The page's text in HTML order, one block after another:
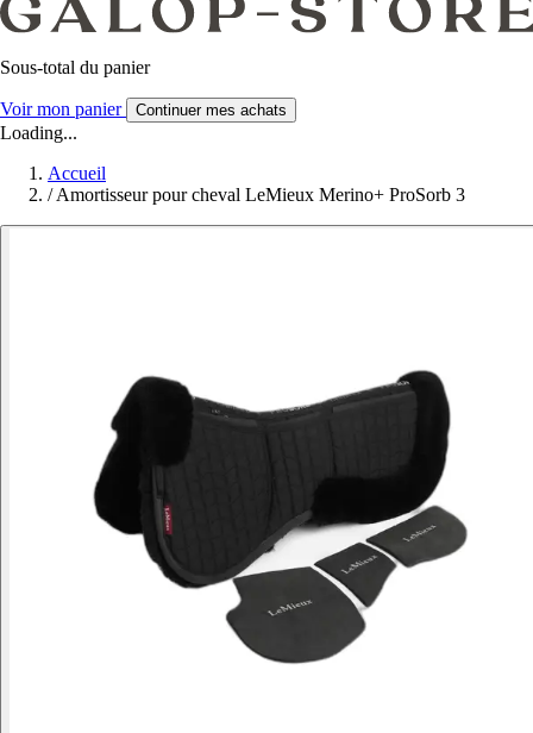
Sous-total du panier
Voir mon panier Continuer mes achats
Loading...
Accueil
/ Amortisseur pour cheval LeMieux Merino+ ProSorb 3